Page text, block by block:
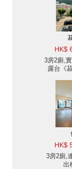
HK$
3房2廁,
露台《
HK$
3房2廁,
出